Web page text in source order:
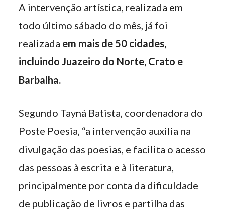
A intervenção artística, realizada em
todo último sábado do mês, já foi
realizada em mais de 50 cidades,
incluindo Juazeiro do Norte, Crato e
Barbalha.
Segundo Tayná Batista, coordenadora do
Poste Poesia, “a intervenção auxilia na
divulgação das poesias, e facilita o acesso
das pessoas à escrita e à literatura,
principalmente por conta da dificuldade
de publicação de livros e partilha das